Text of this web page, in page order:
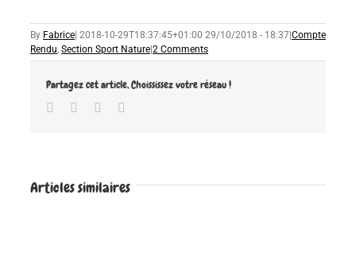
By Fabrice| 2018-10-29T18:37:45+01:00 29/10/2018 - 18:37|Compte
Rendu Section Sport Nature|2 Comments
Partagez cet article, Choississez votre réseau !
Facebook
TwitterGoogle+
Articles similaires